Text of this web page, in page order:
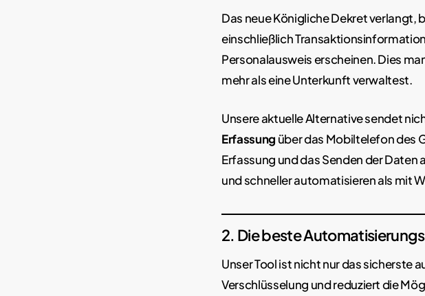
Das neue Königliche Dekret verlangt,
einschließlich
Personalausweis erscheinen. Dies
mehr als eine Unterkunft verwaltest.
Unsere aktuelle Alternative sendet
Erfassung über das Mobiltelefon des
Erfassung und das Senden der Daten
und schneller automatisieren als mit
2. Die beste
Unser Tool ist nicht nur das sicherste
Verschlüsselung und reduziert die